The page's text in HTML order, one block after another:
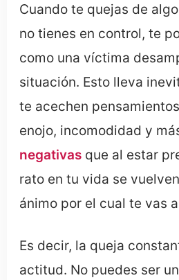
Cuando te quejas de
no tienes en control, te
como una víctima
situación. Esto lleva
te acechen
enojo, incomodidad y
negativas que al estar
rato en tu vida se
ánimo por el cual te vas
Es decir, la queja
actitud. No puedes ser